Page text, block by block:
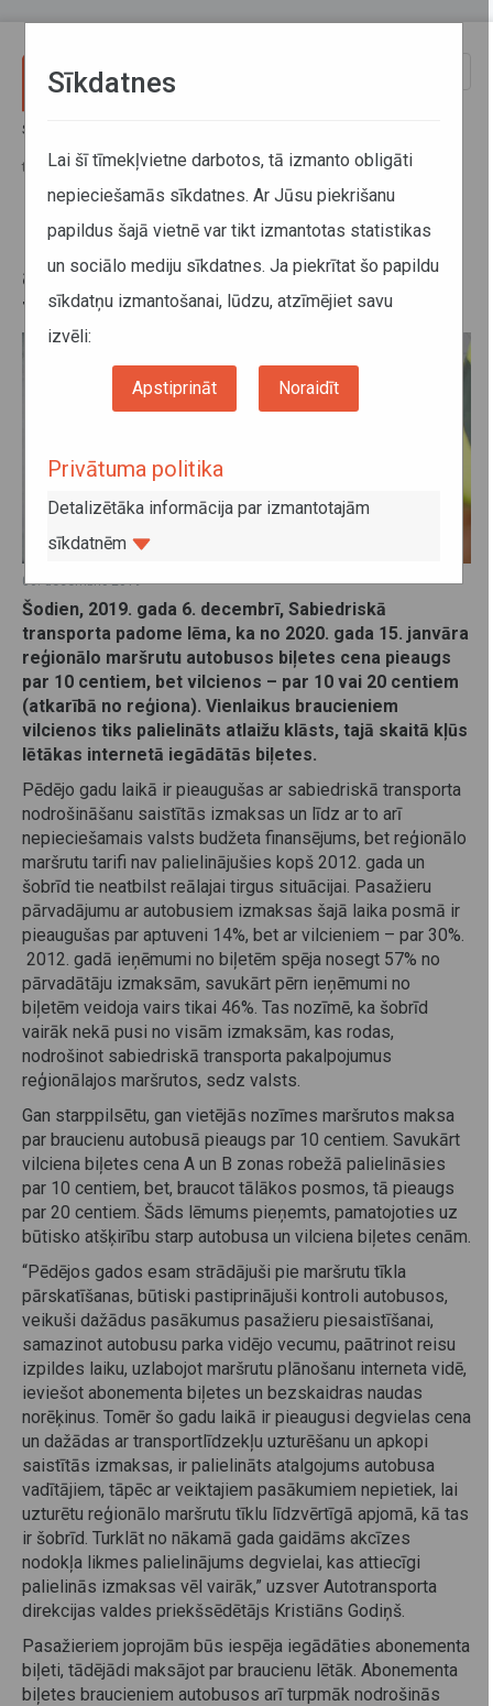
Sākums
tarifi
No 15.janvāra reģionālo maršrutu
autobusos un vilcienos mainīsies
tarifi
06. decembris 2019
Šodien, 2019. gada 6. decembrī, Sabiedriskā
transporta padome lēma, ka no 2020. gada 15. janvāra
reģionālo maršrutu autobusos biļetes cena pieaugs
par 10 centiem, bet vilcienos – par 10 vai 20 centiem
(atkarībā no reģiona). Vienlaikus braucieniem
vilcienos tiks palielināts atlaižu klāsts, tajā skaitā kļūs
lētākas internetā iegādātās biļetes.
Pēdējo gadu laikā ir pieaugušas ar sabiedriskā transporta
nodrošināšanu saistītās izmaksas un līdz ar to arī
nepieciešamais valsts budžeta finansējums, bet reģionālo
maršrutu tarifi nav palielinājušies kopš 2012. gada un
šobrīd tie neatbilst reālajai tirgus situācijai. Pasažieru
pārvadājumu ar autobusiem izmaksas šajā laika posmā ir
pieaugušas par aptuveni 14%, bet ar vilcieniem – par 30%.
2012. gadā ieņēmumi no biļetēm spēja nosegt 57% no
pārvadātāju izmaksām, savukārt pērn ieņēmumi no
biļetēm veidoja vairs tikai 46%. Tas nozīmē, ka šobrīd
vairāk nekā pusi no visām izmaksām, kas rodas,
nodrošinot sabiedriskā transporta pakalpojumus
reģionālajos maršrutos, sedz valsts.
Gan starppilsētu, gan vietējās nozīmes maršrutos maksa
par braucienu autobusā pieaugs par 10 centiem. Savukārt
vilciena biļetes cena A un B zonas robežā palielināsies
par 10 centiem, bet, braucot tālākos posmos, tā pieaugs
par 20 centiem. Šāds lēmums pieņemts, pamatojoties uz
būtisko atšķirību starp autobusa un vilciena biļetes cenām.
“Pēdējos gados esam strādājuši pie maršrutu tīkla
pārskatīšanas, būtiski pastiprinājuši kontroli autobusos,
veikuši dažādus pasākumus pasažieru piesaistīšanai,
samazinot autobusu parka vidējo vecumu, paātrinot reisu
izpildes laiku, uzlabojot maršrutu plānošanu interneta vidē,
ieviešot abonementa biļetes un bezskaidras naudas
norēķinus. Tomēr šo gadu laikā ir pieaugusi degvielas cena
un dažādas ar transportlīdzekļu uzturēšanu un apkopi
saistītās izmaksas, ir palielināts atalgojums autobusa
vadītājiem, tāpēc ar veiktajiem pasākumiem nepietiek, lai
uzturētu reģionālo maršrutu tīklu līdzvērtīgā apjomā, kā tas
ir šobrīd. Turklāt no nākamā gada gaidāms akcīzes
nodokļa likmes palielinājums degvielai, kas attiecīgi
palielinās izmaksas vēl vairāk,” uzsver Autotransporta
direkcijas valdes priekšsēdētājs Kristiāns Godiņš.
Pasažieriem joprojām būs iespēja iegādāties abonementa
biļeti, tādējādi maksājot par braucienu lētāk. Abonementa
biļetes braucieniem autobusos arī turpmāk nodrošinās
Sīkdatnes
Lai šī tīmekļvietne darbotos, tā izmanto obligāti
nepieciešamās sīkdatnes. Ar Jūsu piekrišanu
papildus šajā vietnē var tikt izmantotas statistikas
un sociālo mediju sīkdatnes. Ja piekrītat šo papildu
sīkdatņu izmantošanai, lūdzu, atzīmējiet savu
izvēli:
Apstiprināt Noraidīt
Privātuma politika
Detalizētāka informācija par izmantotajām
sīkdatnēm